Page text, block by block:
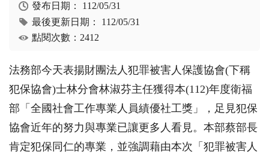
發布日期： 112/05/31
最後更新日期： 112/05/31
點閱次數：2412
法務部今天表揚財團法人犯罪被害人保護協會(下稱
犯保協會)士林分會林淑芬主任獲得本(112)年度衛福
部「全國社會工作專業人員績優社工獎」，足見犯保
協會近年的努力與專業已讓更多人看見。本部蔡部長
肯定犯保同仁的專業，並強調藉由本次「犯罪被害人